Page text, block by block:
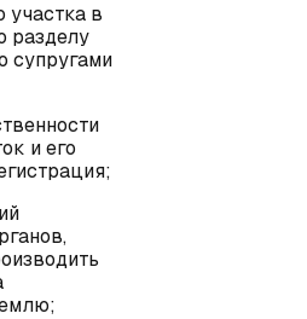
участка в
разделу
супругами
и его